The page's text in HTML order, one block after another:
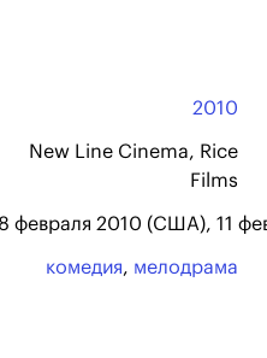
2010
New Line Cinema, Rice
Films
8 февраля 2010 (США), 11
комедия, мелодрама